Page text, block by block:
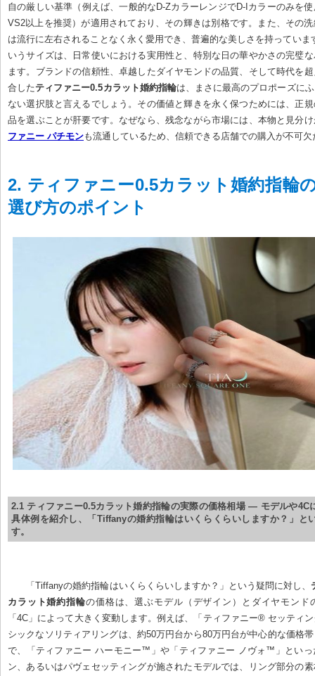
自の厳しい基準（例えば、一般的なD-ZカラーレンジでD-Iカラーのみを
VS2以上を推奨）が適用されており、その輝きは別格です。また、その
は流行に左右されることなく永く愛用でき、普遍的な美しさを持っていま
いうサイズは、日常使いにおける実用性と、特別な日の華やかさの完璧
ます。ブランドの信頼性、卓越したダイヤモンドの品質、そして時代を
合したティファニー0.5カラット婚約指輪は、まさに最高のプロポーズに
ない選択肢と言えるでしょう。その価値と輝きを永く保つためには、正
品を選ぶことが肝要です。なぜなら、残念ながら市場には、本物と見分
ファニー パチモンも流通しているため、信頼できる店舗での購入が不可
2. ティファニー0.5カラット婚約指輪
選び方のポイント
2.1 ティファニー0.5カラット婚約指輪の実際の価格相場 — モデルや4C
具体例を紹介し、「Tiffanyの婚約指輪はいくらくらいしますか？」と
す。
「Tiffanyの婚約指輪はいくらくらいしますか？」という疑問に対し、
カラット婚約指輪の価格は、選ぶモデル（デザイン）とダイヤモンド
「4C」によって大きく変動します。例えば、「ティファニー® セッティ
シックなソリティアリングは、約50万円台から80万円台が中心的な価格
で、「ティファニー ハーモニー™」や「ティファニー ノヴォ™」といっ
ン、あるいはパヴェセッティングが施されたモデルでは、リング部分の